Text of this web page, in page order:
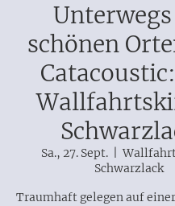
schönen
Sa., 27. Sept.
  |
Schwarzlack
Traumhaft gelegen auf